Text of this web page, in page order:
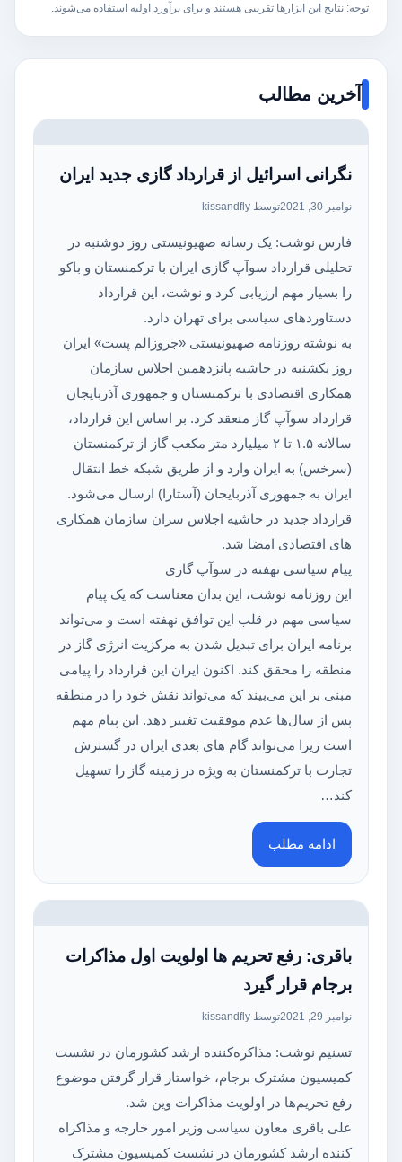
توجه: نتایج این ابزارها تقریبی هستند و برای برآورد اولیه استفاده می‌شوند.
آخرین مطالب
نگرانی اسرائیل از قرارداد گازی جدید ایران
نوامبر 30, 2021 توسط kissandfly
فارس نوشت: یک رسانه صهیونیستی روز دوشنبه در
تحلیلی قرارداد سوآپ گازی ایران با ترکمنستان و باکو
را بسیار مهم ارزیابی کرد و نوشت، این قرارداد
دستاوردهای سیاسی برای تهران دارد.
به نوشته روزنامه صهیونیستی «جروزالم پست» ایران
روز یکشنبه در حاشیه پانزدهمین اجلاس سازمان
همکاری اقتصادی با ترکمنستان و جمهوری آذربایجان
قرارداد سوآپ گاز منعقد کرد. بر اساس این قرارداد،
سالانه ۱.۵ تا ۲ میلیارد متر مکعب گاز از ترکمنستان
(سرخس) به ایران وارد و از طریق شبکه خط انتقال
ایران به جمهوری آذربایجان (آستارا) ارسال می‌شود.
قرارداد جدید در حاشیه اجلاس سران سازمان همکاری
های اقتصادی امضا شد.
پیام سیاسی نهفته در سوآپ گازی
این روزنامه نوشت، این بدان معناست که یک پیام
سیاسی مهم در قلب این توافق نهفته است و می‌تواند
برنامه ایران برای تبدیل شدن به مرکزیت انرژی گاز در
منطقه را محقق کند. اکنون ایران این قرارداد را پیامی
مبنی بر این می‌بیند که می‌تواند نقش خود را در منطقه
پس از سال‌ها عدم موفقیت تغییر دهد. این پیام مهم
است زیرا می‌تواند گام های بعدی ایران در گسترش
تجارت با ترکمنستان به ویژه در زمینه گاز را تسهیل
کند…
ادامه مطلب
باقری: رفع تحریم ها اولویت اول مذاکرات
برجام قرار گیرد
نوامبر 29, 2021 توسط kissandfly
تسنیم نوشت: مذاکره‌کننده ارشد کشورمان در نشست
کمیسیون مشترک برجام، خواستار قرار گرفتن موضوع
رفع تحریم‌ها در اولویت مذاکرات وین شد.
علی باقری معاون سیاسی وزیر امور خارجه و مذاکراه
کننده ارشد کشورمان در نشست کمیسیون مشترک